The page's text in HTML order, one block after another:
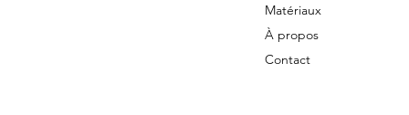
Matériaux
À propos
Contact